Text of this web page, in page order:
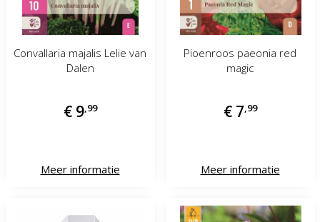
Convallaria majalis Lelie van
Dalen
€ 9, 99
Meer informatie
Pioenroos paeonia red
magic
€ 7 99
Meer informatie